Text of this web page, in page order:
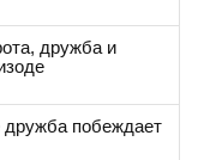
дружба и
побеждает